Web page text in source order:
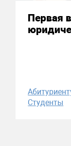
Первая
Студенты